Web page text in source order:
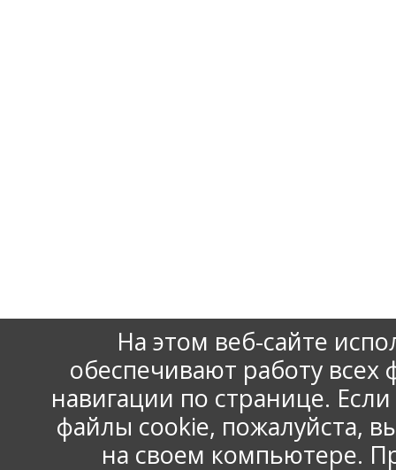
Карта сайта
www.np-ace.ru
На этом веб-сайте
обеспечивают работу
навигации по странице.
файлы cookie, пожалуйста,
на своем компьютере.